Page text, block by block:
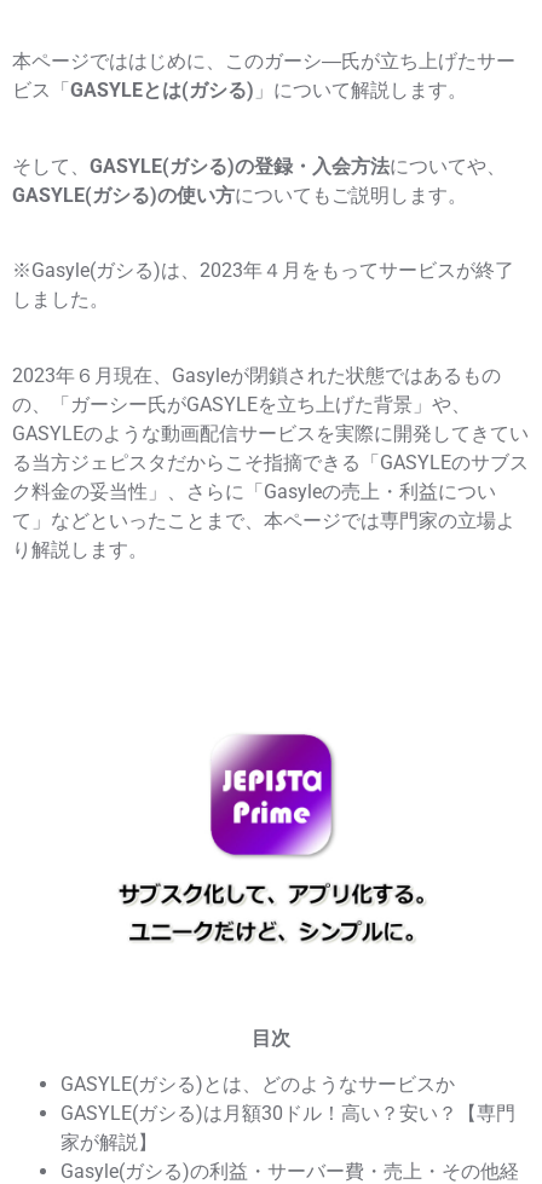
本ページでははじめに、このガーシ―氏が立ち上げたサー
ビス「 GASYLEとは(ガシる) 」について解説します。
そして、 GASYLE(ガシる)の登録・入会方法についてや、
GASYLE(ガシる)の使い方についてもご説明します。
※Gasyle(ガシる)は、2023年４月をもってサービスが終了
しました。
2023年６月現在、Gasyleが閉鎖された状態ではあるもの
の、「ガーシー氏がGASYLEを立ち上げた背景」や、
GASYLEのような動画配信サービスを実際に開発してきてい
る当方ジェピスタだからこそ指摘できる「GASYLEのサブス
ク料金の妥当性」、さらに「Gasyleの売上・利益につい
て」などといったことまで、本ページでは専門家の立場よ
り解説します。
目次
GASYLE(ガシる)とは、どのようなサービスか
GASYLE(ガシる)は月額30ドル！高い？安い？【専門
家が解説】
Gasyle(ガシる)の利益・サーバー費・売上・その他経